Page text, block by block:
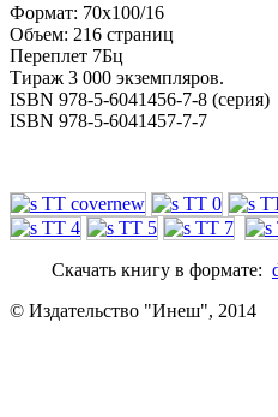
Формат: 70х100/16
Объем: 216 страниц
Переплет 7Бц
Тираж 3 000 экземпляров.
ISBN 978-5-6041456-7-8 (серия)
ISBN 978-5-6041457-7-7
Скачать книгу в формате:
© Издательство "Инеш", 2014